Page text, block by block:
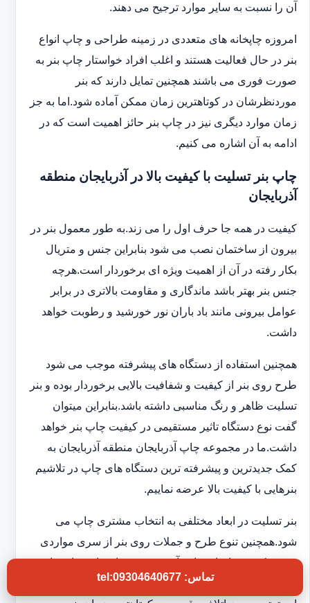
آن را نسبت به سایر موارد ترجیح می دهند.
امروزه چاپخانه های متعددی در زمینه طراحی و چاپ انواع
بنر در حال فعالیت هستند و اغلب افراد خواستار چاپ بنر به
صورت فوری می باشند همچنین تمایل دارند که بنر
موردنظرشان در کوتاهترین زمان ممکن آماده شود.اما به جز
زمان موارد دیگری نیز در چاپ بنر حائز اهمیت است که در
ادامه به آن اشاره می کنیم.
چاپ بنر تسلیت با کیفیت بالا در آذربایجان منطقه
آذربایجان
کیفیت در همه جا حرف اول را می زند.به طور معمول بنر در
بیرون از ساختمان نصب می شود بنابراین جنس و متریال
بکار رفته در آن از اهمیت ویژه ای برخوردار است.هرچه
جنس بنر بهتر باشد ماندگاری و مقاومت بالاتری در برابر
عوامل بیرونی مانند باد باران نور خورشید و رطوبت خواهد
داشت.
همچنین استفاده از دستگاه های پیشرفته موجب می شود
طرح روی بنر از کیفیت و شفافیت بالایی برخوردار بوده و بنر
تسلیت ظاهر و رنگ مناسبی داشته باشد.بنابراین میتوان
گفت نوع دستگاه تاثیر مستقیمی در کیفیت چاپ بنر خواهد
داشت.ما در مجموعه چاپ آذربایجان منطقه آذربایجان به
کمک جدیدترین و پیشرفته ترین دستگاه های چاپ در تلاشیم
بنرهایی با کیفیت بالا عرضه نماییم.
بنر تسلیت در ابعاد مختلفی به انتخاب مشتری چاپ می
شود.همچنین تنوع طرح و جملات روی بنر از سری مواردی
هستند که در چاپخانه ما به آن توجه ویژه ای داریم تا شما
بتوانید بنر تسلیتی با کیفیت و فوری در اختیار داشته باشید.به
تماس: tel:09304640677